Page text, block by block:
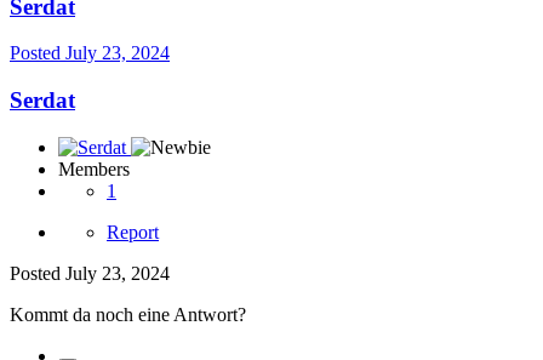
Serdat
Posted July 23, 2024
Serdat
Members
1
Report
Posted July 23, 2024
Kommt da noch eine Antwort?